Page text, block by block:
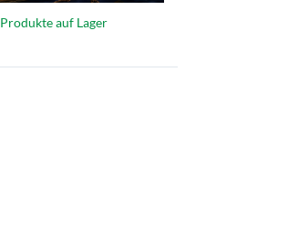
Produkte auf Lager